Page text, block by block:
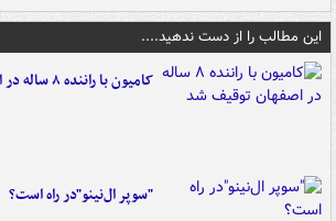
این مطالب را از دست ندهید....
کامیون با راننده ۸ ساله در اصفهان توقیف شد
"سوپر ال‌نینو"در راه است؟